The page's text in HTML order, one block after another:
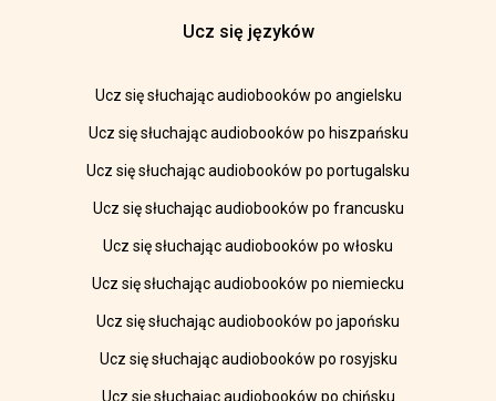
Ucz się języków
Ucz się słuchając audiobooków po angielsku
Ucz się słuchając audiobooków po hiszpańsku
Ucz się słuchając audiobooków po portugalsku
Ucz się słuchając audiobooków po francusku
Ucz się słuchając audiobooków po włosku
Ucz się słuchając audiobooków po niemiecku
Ucz się słuchając audiobooków po japońsku
Ucz się słuchając audiobooków po rosyjsku
Ucz się słuchając audiobooków po chińsku